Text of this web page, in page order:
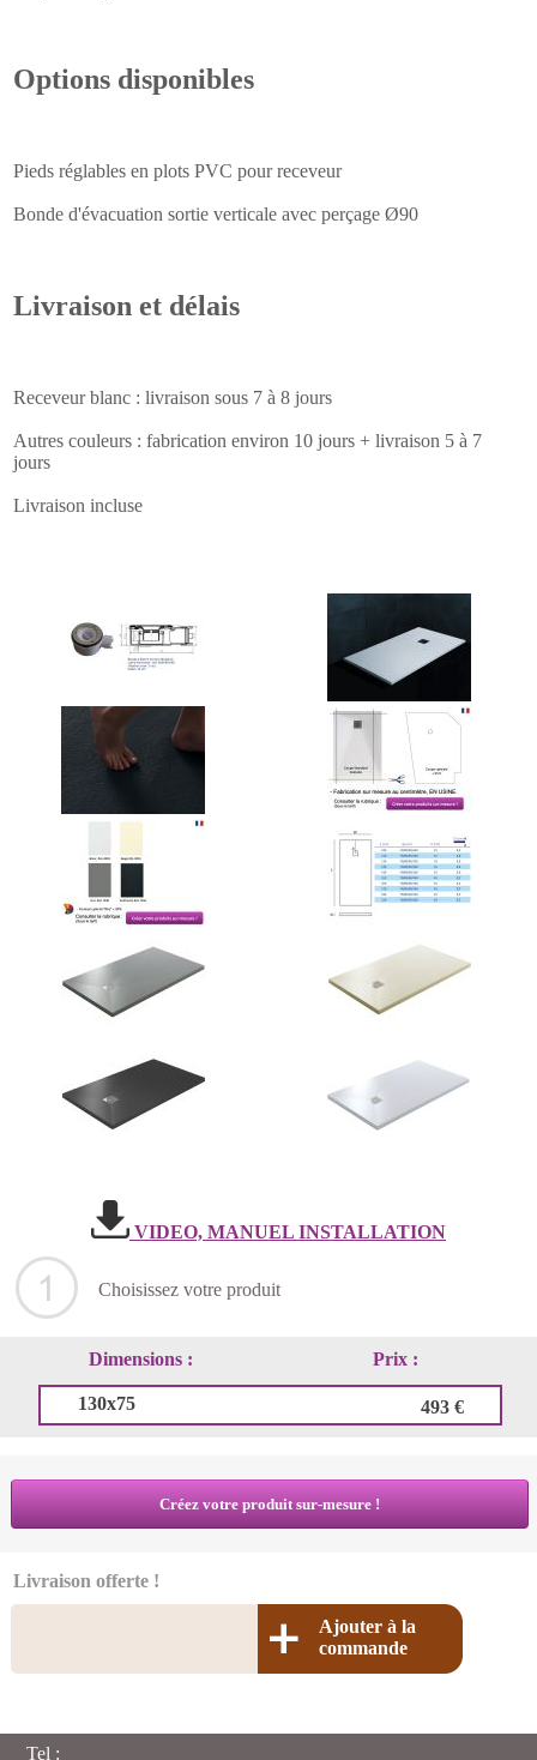
Options disponibles
Pieds réglables en plots PVC pour receveur
Bonde d'évacuation sortie verticale avec perçage Ø90
Livraison et délais
Receveur blanc : livraison sous 7 à 8 jours
Autres couleurs : fabrication environ 10 jours + livraison 5 à 7
jours
Livraison incluse
VIDEO, MANUEL INSTALLATION
Choisissez votre produit
Dimensions : Prix :
130x75 493 €
Créez votre produit sur-mesure !
Livraison offerte !
Ajouter à la
commande
Tel :